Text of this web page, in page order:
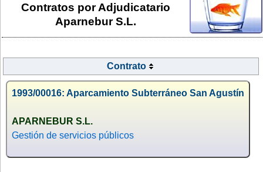
Contratos por Adjudicatario
Aparnebur S.L.
Contrato
1993/00016: Aparcamiento Subterráneo San Agustín
APARNEBUR S.L.
Gestión de servicios públicos